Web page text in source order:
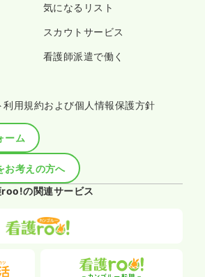
気になるリスト
スカウトサービス
看護師派遣で働く
用規約および個人情報保護方針
ーム
お考えの方へ
roo!の関連サービス